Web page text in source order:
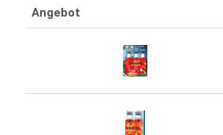
Angebot